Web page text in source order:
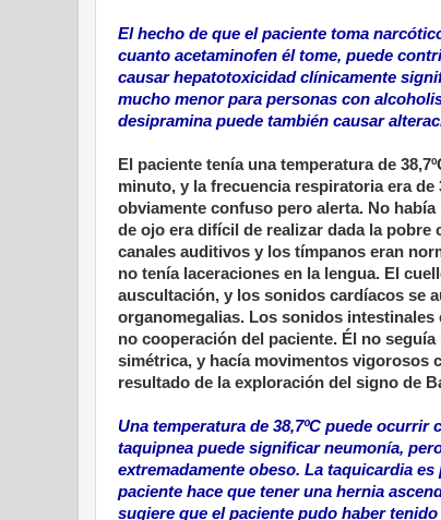
El hecho de que el paciente toma
cuanto acetaminofen él tome, puede
causar hepatotoxicidad clínicamente
mucho menor para personas con
desipramina puede también causar
El paciente tenía una temperatura de
minuto, y la frecuencia respiratoria era
obviamente confuso pero alerta. No
de ojo era difícil de realizar dada la
canales auditivos y los tímpanos eran
no tenía laceraciones en la lengua. El
auscultación, y los sonidos cardíacos se
organomegalias. Los sonidos
no cooperación del paciente. Él no
simétrica, y hacía movimentos vigorosos
resultado de la exploración del signo de
Una temperatura de 38,7ºC puede
taquipnea puede significar neumonía,
extremadamente obeso. La taquicardia
paciente hace que tener una hernia
sugiere que el paciente pudo haber